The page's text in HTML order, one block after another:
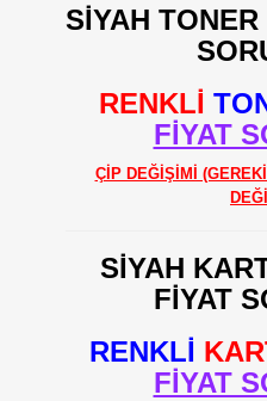
SİYAH
RENKLİ
FİYAT
ÇİP DEĞİŞİMİ
SİYAH
FİYAT
RENKLİ
FİYAT